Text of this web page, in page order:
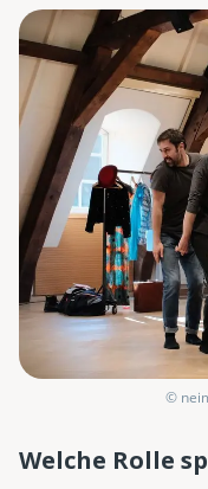
©
Welche Rolle